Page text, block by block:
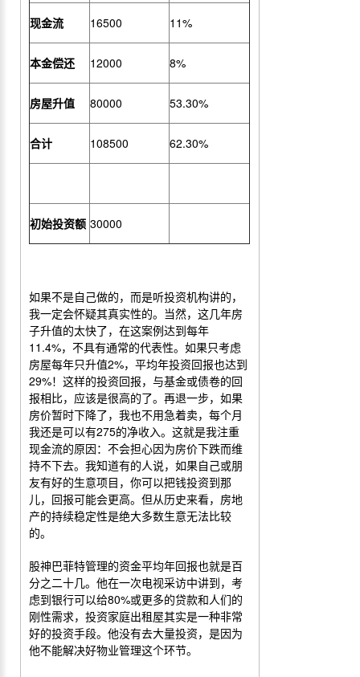
现金流 16500 11%
本金偿还 12000 8%
房屋升值 80000 53.30%
合计 108500 62.30%
初始投资额 30000
如果不是自己做的，而是听投资机构讲的，
我一定会怀疑其真实性的。 当然，这几年房
子升值的太快了，在这案例达到每年
11.4%，不具有通常的代表性。如果只考虑
房屋每年只升值2%，平均年投资回报也达到
29%！这样的投资回报，与基金或债卷的回
报相比，应该是很高的了。再退一步，如果
房价暂时下降了，我也不用急着卖，每个月
我还是可以有275的净收入。这就是我注重
现金流的原因：不会担心因为房价下跌而维
持不下去。我知道有的人说，如果自己或朋
友有好的生意项目，你可以把钱投资到那
儿，回报可能会更高。但从历史来看，房地
产的持续稳定性是绝大多数生意无法比较
的。
股神巴菲特管理的资金平均年回报也就是百
分之二十几。他在一次电视采访中讲到，考
虑到银行可以给80%或更多的贷款和人们的
刚性需求，投资家庭出租屋其实是一种非常
好的投资手段。他没有去大量投资，是因为
他不能解决好物业管理这个环节。